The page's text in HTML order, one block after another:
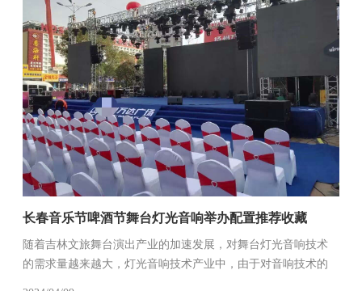
长春音乐节啤酒节舞台灯光音响举办配置推荐收藏
随着吉林文旅舞台演出产业的加速发展，对舞台灯光音响技术
的需求量越来越大，灯光音响技术产业中，由于对音响技术的